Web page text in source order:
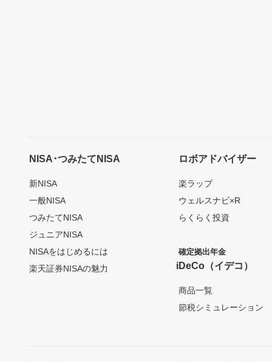
NISA･つみたてNISA
新NISA
一般NISA
つみたてNISA
ジュニアNISA
NISAをはじめるには
楽天証券NISAの魅力
ロボアドバイザー
楽ラップ
ウェルスナビ×R
らくらく投資
確定拠出年金
iDeCo（イデコ）
商品一覧
節税シミュレーション